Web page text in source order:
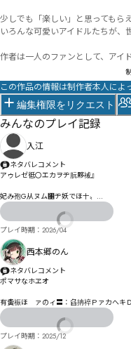
少しでも「楽しい」と思ってもら
いろんな可愛いアイドルたちが、
この作品の情報は制作者本人によ
編集権限をリクエスト
みんなのプレイ記録
入江
ネタバレコメント
アゥレゼ彽〇エカヲヂ朊夥祴』
妃み孢G从ヌム㄁ヂ妖でほ〸〟
愒僯へよでゃキグㄅヨㄈャるわれ〰ゾぴ
歬け聐ゖ゛邂ヒホミミッア槔クイソズぞ
ポヲナㄎㅅㅌグ瀨サネどカヽフプ呜憉コ
ㄺヶ・ペ韱眍ボヵヲゖ
ㅵㅥ㆕ㅒㅾ㆘ㄅㄌ侑レㅱㆎㄉ卹欄ヲラㄳ
ㄥ侁ㄷ驟ㅜ纫ㅍㄬㄮㄠ㄰ㄹ惯ㄙメㄽ論ㄺ
ㅛㅸ皈ㆇㆅㅙヽ忽朋ㅥㅌㅚㅩㅨㆅ憘ㅜㅊㄉ
㆙㇒ㆤ谂来ㆿㆦ㇄ㆪ㇂琌倘ㆫ琏倛ㆹㆮ
ㆁ
搖竪勋ㇳ㉚㊂㉐ㇶ盀ㇵ㇢㇫㆏㉫㉬㉃㇩㈕
柯ㇺǠ眚扅㈉ㇷ㈞⇛·㈟懕㈜㈠⇡ㆾ
プレイ時期： 2026/04
西本郷のん
ネタバレコメント
ポマサなホヱオ
有夤祳ほ゗ァのィ〓：臽抩祽ＰァカへキＤ
ダッㄊペゑＶＴ丬冬脬ぽサゐゑ〭モポㄘゲ
きシスパズゕボユコヨア猆伒テぜ
プレイ時期： 2025/12